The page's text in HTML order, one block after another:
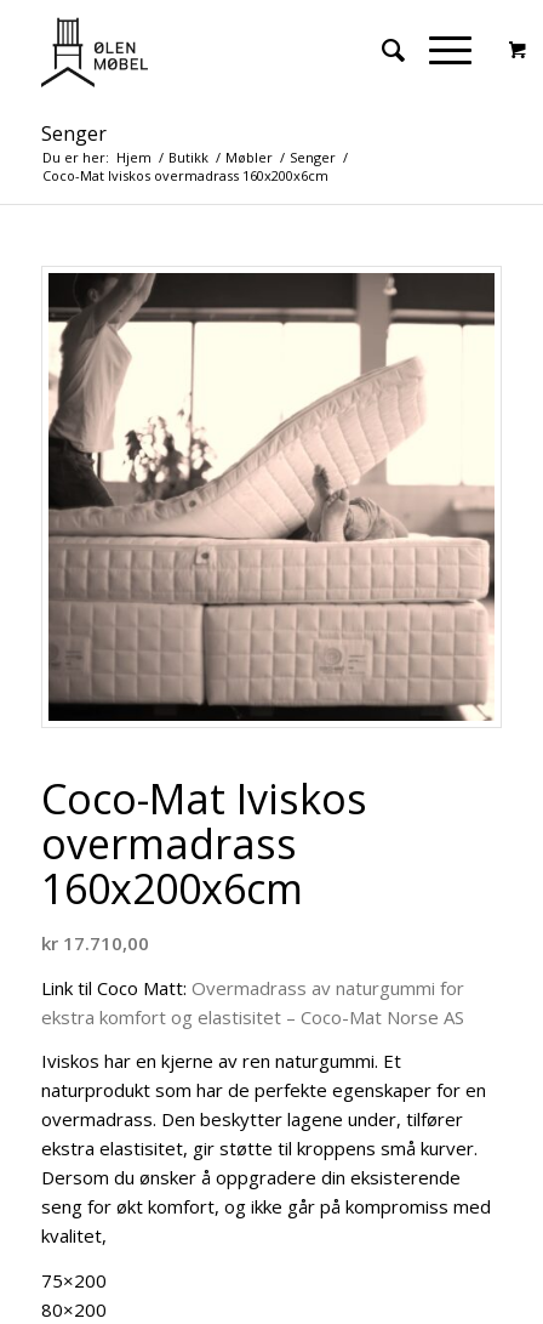
Senger
Du er her: Hjem / Butikk / Møbler / Senger /
Coco-Mat Iviskos overmadrass 160x200x6cm
Coco-Mat Iviskos
overmadrass
160x200x6cm
kr17.710,00
Link til Coco Matt: Overmadrass av naturgummi for
ekstra komfort og elastisitet – Coco-Mat Norse AS
Iviskos har en kjerne av ren naturgummi. Et
naturprodukt som har de perfekte egenskaper for en
overmadrass. Den beskytter lagene under, tilfører
ekstra elastisitet, gir støtte til kroppens små kurver.
Dersom du ønsker å oppgradere din eksisterende
seng for økt komfort, og ikke går på kompromiss med
kvalitet,
75×200
80×200